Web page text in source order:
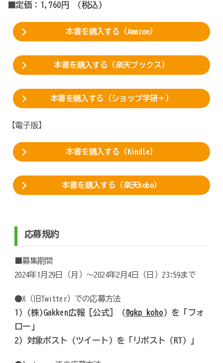
■定価：1,760円 （税込）
本書を購入する（Amazon）
本書を購入する（楽天ブックス）
本書を購入する（ショップ学研＋）
【電子版】
本書を購入する（Kindle）
本書を購入する（楽天kobo）
応募規約
■募集期間
2024年1月29日（月）～2024年2月4日（日）23:59まで
●X（旧Twitter）での応募方法
1）(株)Gakken広報［公式］（@gkp_koho）を「フォ
ロー」
2）対象ポスト（ツイート）を「リポスト（RT）」